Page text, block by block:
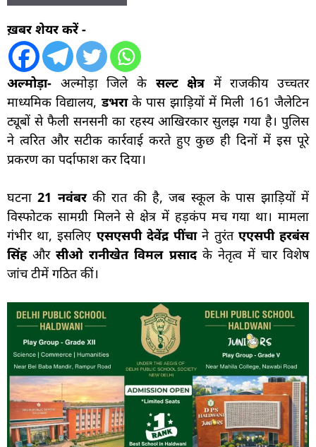
ख़बर शेयर करें -
अल्मोड़ा- अल्मोड़ा जिले के सल्ट क्षेत्रमें राजकीय उच्चतर
माध्यमिक विद्यालय,डभराके पास झाड़ियों में मिली 161 जैलेटिन
ट्यूबों से फैली सनसनी का रहस्य आखिरकार सुलझ गया है। पुलिस
ने त्वरित और सटीक कार्रवाई करते हुए कुछ ही दिनों में इस पूरे
प्रकरण का पर्दाफाश कर दिया।
घटना21 नवंबरकी रात की है, जब स्कूल के पास झाड़ियों में
विस्फोटक सामग्री मिलने से क्षेत्र में हड़कंप मच गया था। मामला
गंभीर था, इसलिए एसएसपी देवेंद्र पींचाने तुरंत एएसपी हरबंस
सिंहऔरसीओ रानीखेत विमल प्रसादके नेतृत्व में चार विशेष
जांच टीमें गठित कीं।